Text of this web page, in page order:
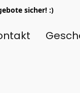
sicher! :)